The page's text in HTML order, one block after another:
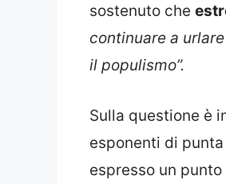
sostenuto che
continuare a
il populismo”.
Sulla questione è
esponenti di
espresso un